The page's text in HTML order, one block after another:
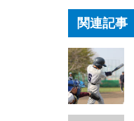
関連記事